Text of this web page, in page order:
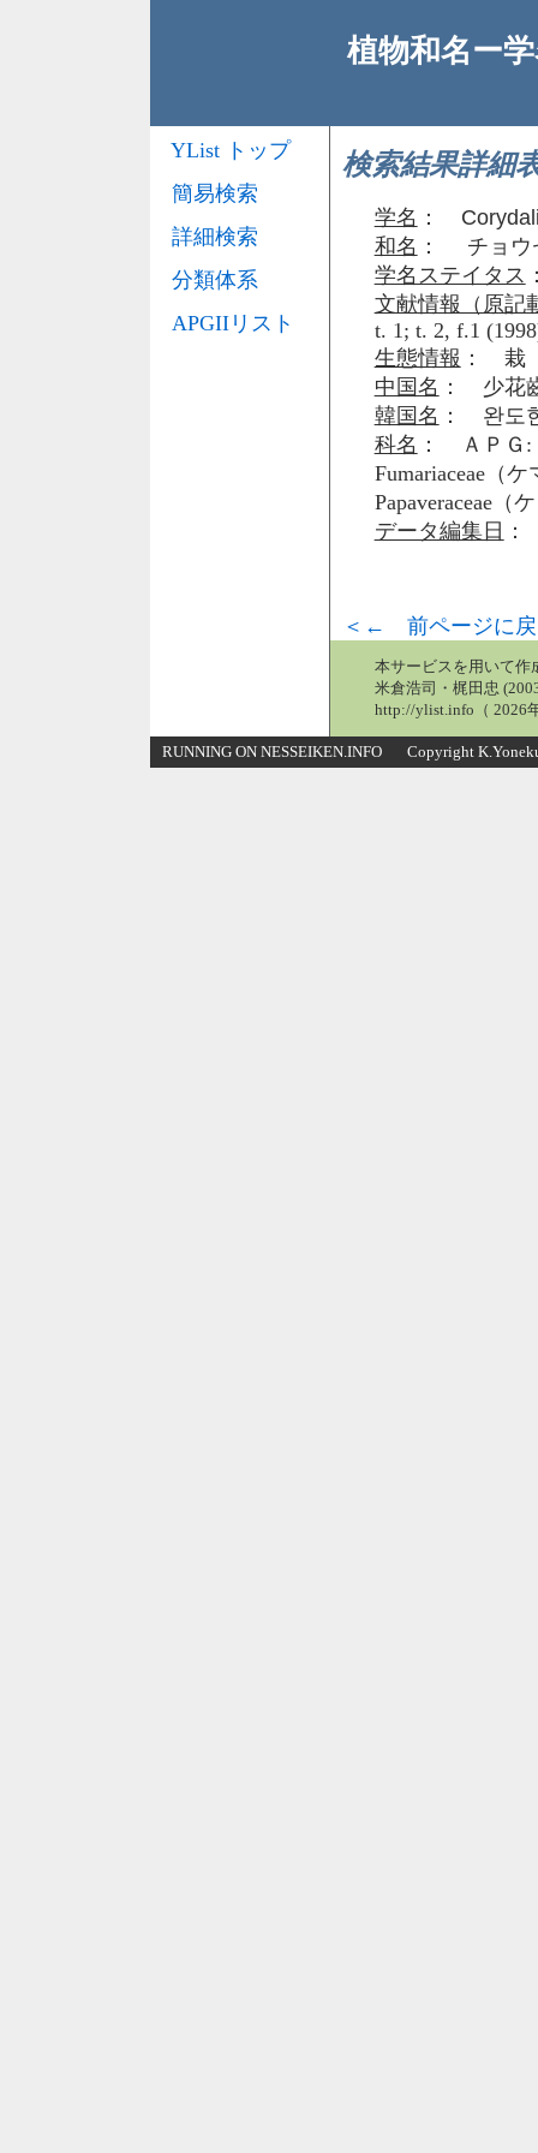
植物和名ー
検索結果詳細
学名 ：
和名 ： チョウ
学名ステイタス
文献情報（原記
t. 1; t. 2, f.1
生態情報 ： 栽
中国名 ： 少花
韓国名 ： 완도
科名 ： ＡＰＧ:
Fumariaceae（
Papaveraceae（
データ編集日
＜← 前ページに戻
YList トップ
簡易検索
詳細検索
分類体系
APGIIリスト
本サービスを用いて作
米倉浩司・梶田忠
http://ylist.info（ 2026
RUNNING ON NESSEIKEN.INFO Copyright